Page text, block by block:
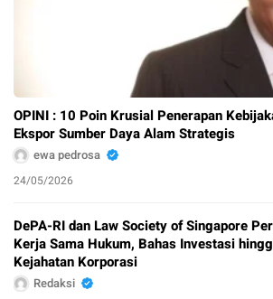
OPINI : 10 Poin Krusial Penerapan
Ekspor Sumber Daya Alam Strategis
ewa pedrosa
24/05/2026
DePA-RI dan Law Society of Singapore
Kerja Sama Hukum, Bahas Investasi
Kejahatan Korporasi
Redaksi